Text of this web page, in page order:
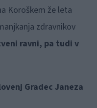
Koroškem že leta
zdravnikov
ravni, pa tudi v
Gradec Janeza